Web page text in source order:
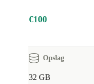
€100
Opslag
32 GB